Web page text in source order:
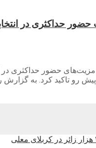
حداکثری در
مزیت‌های حضور حداکثری
پیش رو تاکید کرد. به